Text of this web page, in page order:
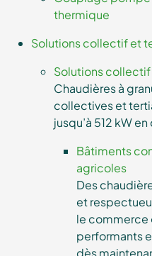
thermique
Solutions collectif et
Solutions
Chaudières à
collectives et
jusqu’à 512 kW
Bâtiments
agricoles
Des
et
le commerce
performants
dès